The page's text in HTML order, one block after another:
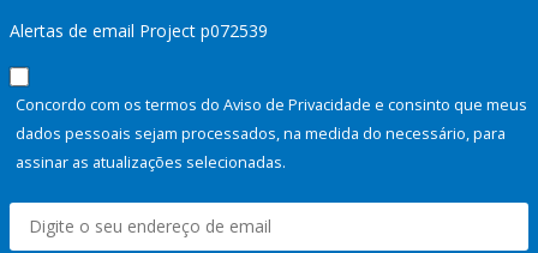
Alertas de email Project p072539
Concordo com os termos do Aviso de Privacidade e consinto que meus
dados pessoais sejam processados, na medida do necessário, para
assinar as atualizações selecionadas.